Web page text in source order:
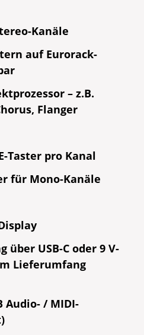
Kanäle
auf Eurorack-
– z.B.
Flanger
Taster pro Kanal
für Mono-Kanäle
über USB-C oder 9 V-
Lieferumfang
Audio- / MIDI-